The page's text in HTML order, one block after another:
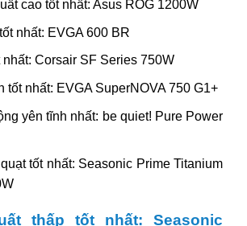
cao tốt nhất: Asus ROG 1200W
nhất: EVGA 600 BR
nhất: Corsair SF Series 750W
tốt nhất: EVGA SuperNOVA 750 G1+
yên tĩnh nhất: be quiet! Pure Power
tốt nhất: Seasonic Prime Titanium
thấp tốt nhất: Seasonic